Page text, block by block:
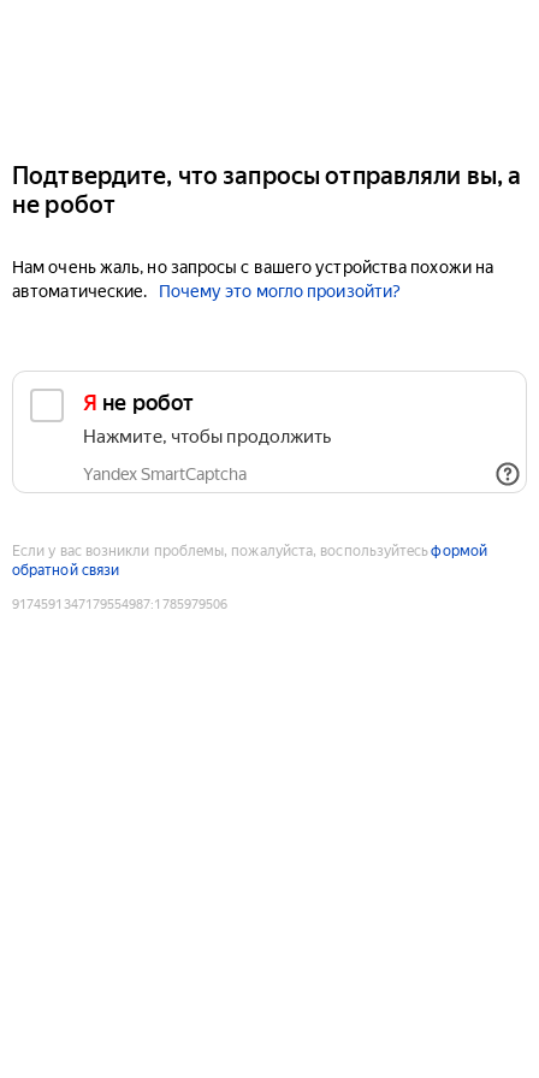
Подтвердите, что запросы отправляли вы, а
не робот
Нам очень жаль, но запросы с вашего устройства похожи на
автоматические.
Почему это могло произойти?
Я не робот
Нажмите, чтобы продолжить
Yandex SmartCaptcha
Если у вас возникли проблемы, пожалуйста, воспользуйтесьформой
обратной связи
9174591347179554987:1785979506